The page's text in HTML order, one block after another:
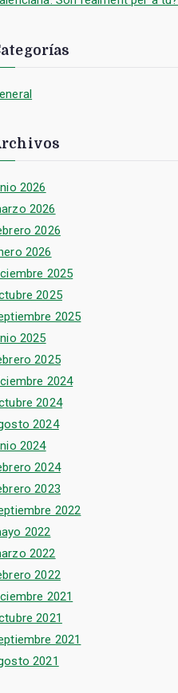
2026
2026
2026
2026
2025
2025
2025
2025
2025
2024
2024
2024
2024
2024
2023
2022
2022
2022
2022
2021
2021
2021
2021